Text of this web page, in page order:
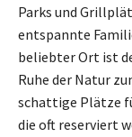
Parks und
entspannte
beliebter Ort ist
Ruhe der Natur
schattige Plätze
die oft reserviert